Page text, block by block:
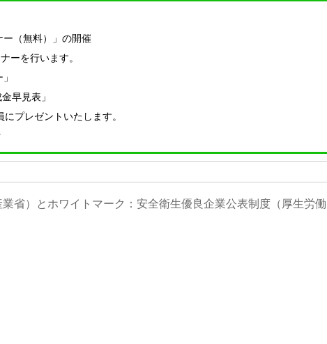
（無料）」の開催
ーを行います。
早見表」
プレゼントいたします。
省）とホワイトマーク：安全衛生優良企業公表制度（厚生労働